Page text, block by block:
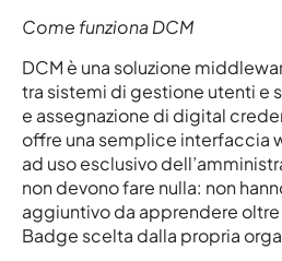
Come funziona DCM
DCM è una soluzione
tra sistemi di gestione utenti e
e assegnazione di digital
offre una semplice interfaccia
ad uso esclusivo
non devono fare nulla: non
aggiuntivo da apprendere
Badge scelta dalla propria